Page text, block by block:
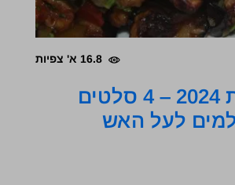
16.8 א' צפיות
עצמאות 2024 – 4 סלטים
לעל האש